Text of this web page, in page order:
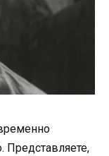
Представляете,